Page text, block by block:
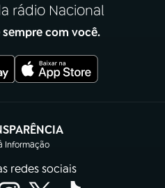
rádio Nacional
sempre com você.
Informação
(abre em nova aba)
redes sociais